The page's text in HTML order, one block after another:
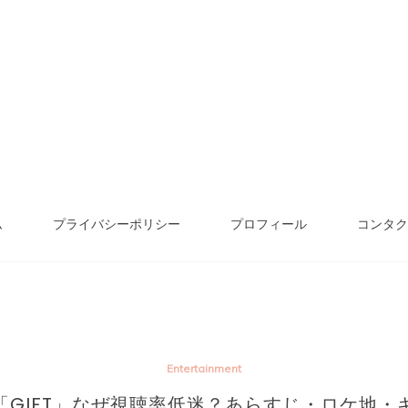
プライバシーポリシー プロフィール コンタ
Entertainment